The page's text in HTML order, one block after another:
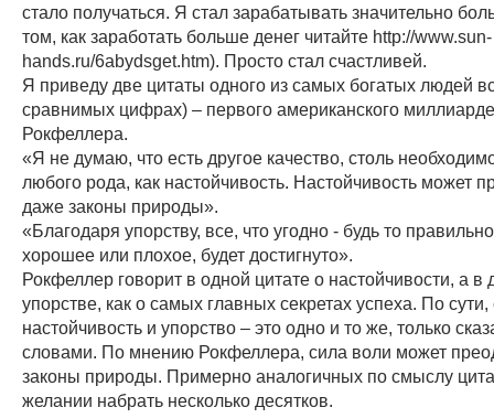
стало получаться. Я стал зарабатывать значительно
том, как заработать больше денег читайте http://www.sun-
hands.ru/6abydsget.htm). Просто стал счастливей.
Я приведу две цитаты одного из самых богатых людей
сравнимых цифрах) – первого американского
Рокфеллера.
«Я не думаю, что есть другое качество, столь
любого рода, как настойчивость. Настойчивость может
даже законы природы».
«Благодаря упорству, все, что угодно - будь то
хорошее или плохое, будет достигнуто».
Рокфеллер говорит в одной цитате о настойчивости, а в
упорстве, как о самых главных секретах успеха. По
настойчивость и упорство – это одно и то же, только
словами. По мнению Рокфеллера, сила воли может
законы природы. Примерно аналогичных по смыслу
желании набрать несколько десятков.